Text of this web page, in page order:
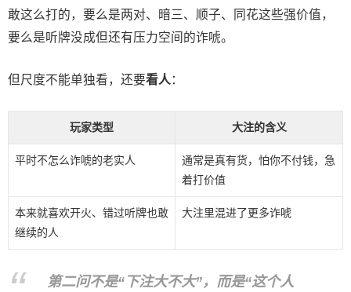
敢这么打的，要么是两对、暗三、顺子、同花这些强价值，
要么是听牌没成但还有压力空间的诈唬。
但尺度不能单独看，还要看人：
玩家类型 大注的含义
平时不怎么诈唬的老实人
通常是真有货，怕你不付钱，急
着打价值
本来就喜欢开火、错过听牌也敢
继续的人
大注里混进了更多诈唬
第二问不是“下注大不大”，而是“这个人